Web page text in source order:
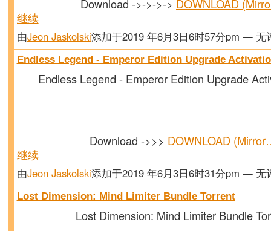
Download ->->->-> DOWNLOAD
继续
由Jeon Jaskolski添加于2019 年6月3日6时57分pm — 无
Endless Legend - Emperor Edition Upgrade
Endless Legend - Emperor Edition Upgrade
Download ->>> DOWNLOAD
继续
由Jeon Jaskolski添加于2019 年6月3日6时31分pm — 无
Lost Dimension: Mind Limiter Bundle Torrent
Lost Dimension: Mind Limiter Bundle